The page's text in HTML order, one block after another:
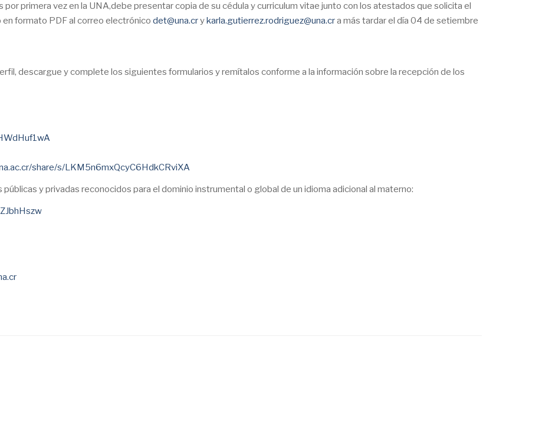
primera vez en la UNA,debe presentar copia de su cédula y curriculum vitae junto con los atestados que solicita el
formato PDF al correo electrónico det@una.crykarla.gutierrez.rodriguez@una.cra más tardar el día 04 de setiembre
descargue y complete los siguientes formularios y remítalos conforme a la información sobre la recepción de los
share/s/LKM5n6mxQcyC6HdkCRviXA
y privadas reconocidos para el dominio instrumental o global de un idioma adicional al materno: